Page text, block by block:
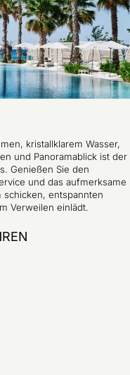
kristallklarem Wasser,
und Panoramablick ist der
Genießen Sie den
und das aufmerksame
schicken, entspannten
Verweilen einlädt.